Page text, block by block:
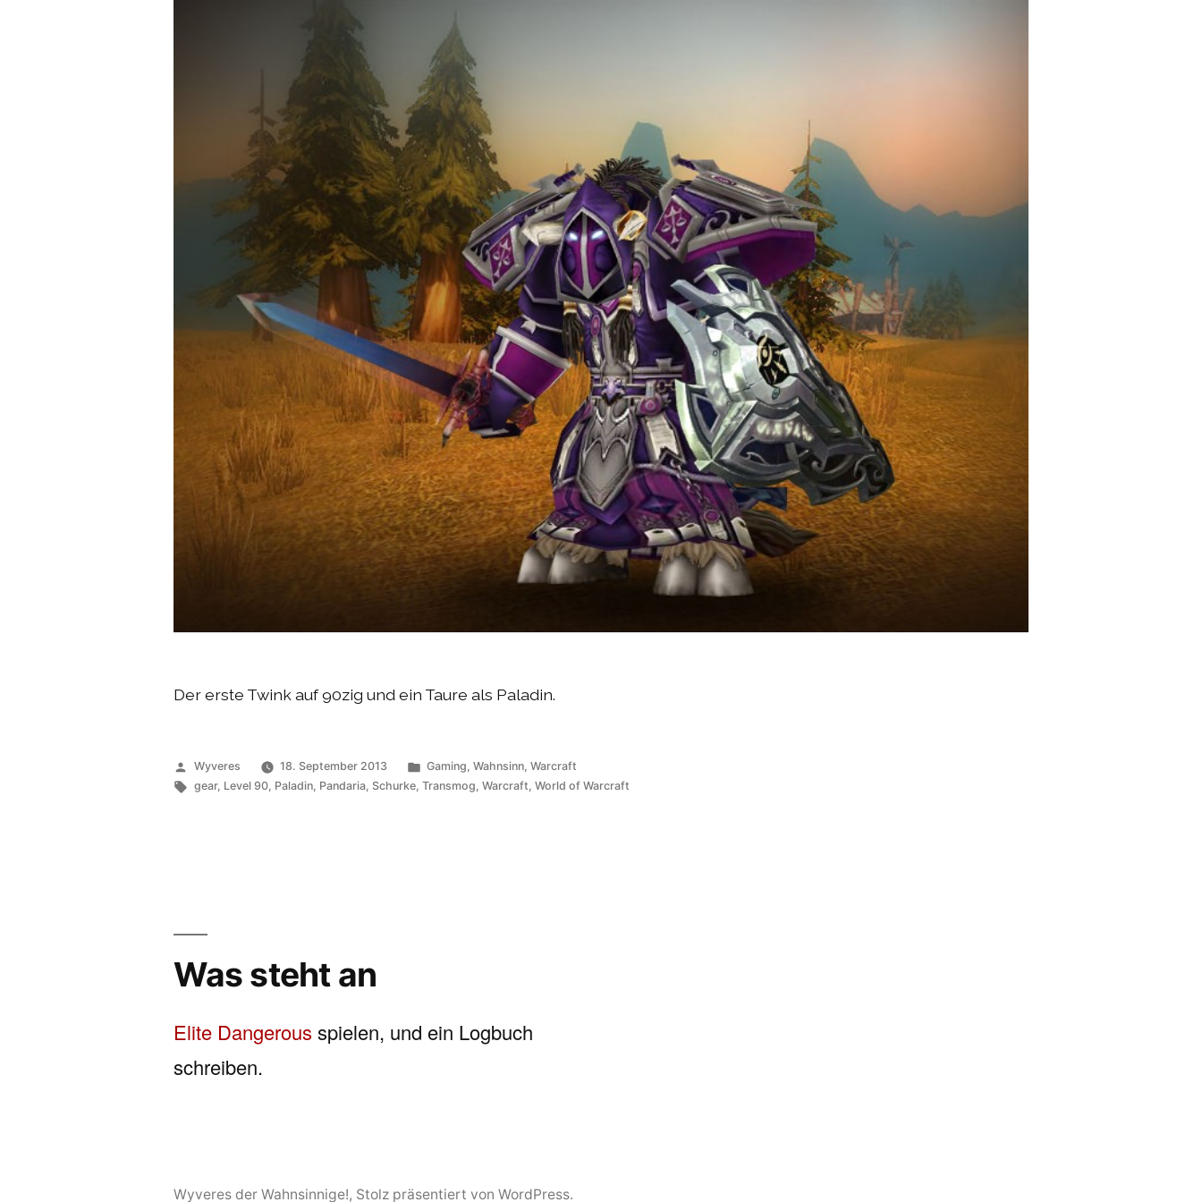
Der erste Twink auf 90zig und ein Taure als Paladin.
Veröffentlicht
von
Wyveres 18. September 2013
Veröffentlicht
unter
Gaming,Wahnsinn,Warcraft
Schlagwörter:
gear, Level 90, Paladin, Pandaria, Schurke, Transmog, Warcraft, World of Warcraft
Was steht an
Elite Dangerous spielen, und ein Logbuch
schreiben.
Wyveres der Wahnsinnige!, Stolz präsentiert von WordPress.